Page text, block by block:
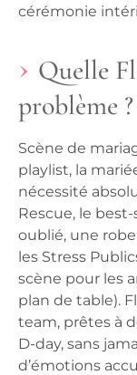
cérémonie
Quelle
problème ?
Scène de
playlist, la
nécessité
Rescue, le
oublié, une
les Stress
scène pour les
plan de table).
team, prêtes à
D-day, sans
d’émotions